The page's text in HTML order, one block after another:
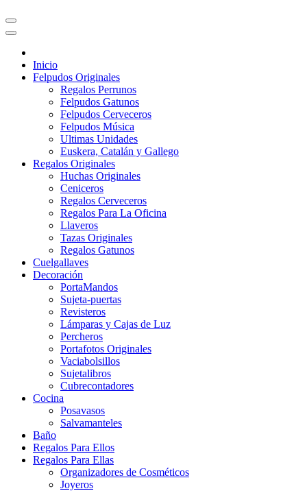
Inicio
Felpudos Originales
Regalos Perrunos
Felpudos Gatunos
Felpudos Cerveceros
Felpudos Música
Ultimas Unidades
Euskera, Catalán y Gallego
Regalos Originales
Huchas Originales
Ceniceros
Regalos Cerveceros
Regalos Para La Oficina
Llaveros
Tazas Originales
Regalos Gatunos
Cuelgallaves
Decoración
PortaMandos
Sujeta-puertas
Revisteros
Lámparas y Cajas de Luz
Percheros
Portafotos Originales
Vaciabolsillos
Sujetalibros
Cubrecontadores
Cocina
Posavasos
Salvamanteles
Baño
Regalos Para Ellos
Regalos Para Ellas
Organizadores de Cosméticos
Joyeros